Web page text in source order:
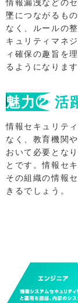
墜につながるも
なく、ルールの
キュリティマネ
ィ確保の趣旨を
るようになります
魅力②活
情報セキュリテ
なく、教育機関
おいて必要とな
とです。情報セ
その組織の情報
きるでしょう。